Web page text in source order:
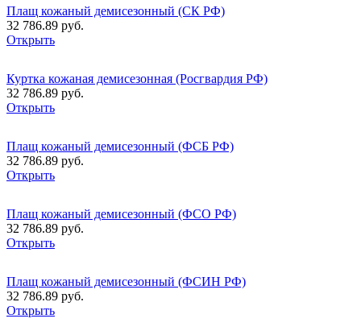
Плащ кожаный демисезонный (СК РФ)
32 786.89 руб.
Открыть
Куртка кожаная демисезонная (Росгвардия РФ)
32 786.89 руб.
Открыть
Плащ кожаный демисезонный (ФСБ РФ)
32 786.89 руб.
Открыть
Плащ кожаный демисезонный (ФСО РФ)
32 786.89 руб.
Открыть
Плащ кожаный демисезонный (ФСИН РФ)
32 786.89 руб.
Открыть